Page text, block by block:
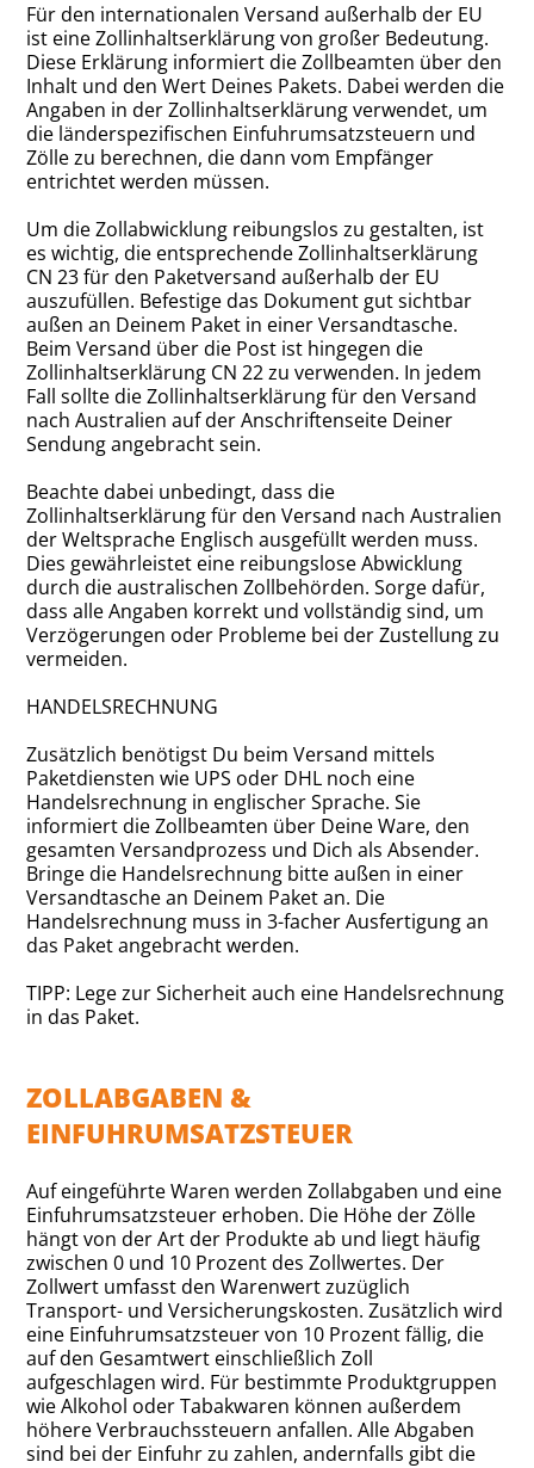
Für den internationalen Versand außerhalb der EU
ist eine Zollinhaltserklärung von großer Bedeutung.
Diese Erklärung informiert die Zollbeamten über den
Inhalt und den Wert Deines Pakets. Dabei werden die
Angaben in der Zollinhaltserklärung verwendet, um
die länderspezifischen Einfuhrumsatzsteuern und
Zölle zu berechnen, die dann vom Empfänger
entrichtet werden müssen.
Um die Zollabwicklung reibungslos zu gestalten, ist
es wichtig, die entsprechende Zollinhaltserklärung
CN 23 für den Paketversand außerhalb der EU
auszufüllen. Befestige das Dokument gut sichtbar
außen an Deinem Paket in einer Versandtasche.
Beim Versand über die Post ist hingegen die
Zollinhaltserklärung CN 22 zu verwenden. In jedem
Fall sollte die Zollinhaltserklärung für den Versand
nach Australien auf der Anschriftenseite Deiner
Sendung angebracht sein.
Beachte dabei unbedingt, dass die
Zollinhaltserklärung für den Versand nach Australien
der Weltsprache Englisch ausgefüllt werden muss.
Dies gewährleistet eine reibungslose Abwicklung
durch die australischen Zollbehörden. Sorge dafür,
dass alle Angaben korrekt und vollständig sind, um
Verzögerungen oder Probleme bei der Zustellung zu
vermeiden.
HANDELSRECHNUNG
Zusätzlich benötigst Du beim Versand mittels
Paketdiensten wie UPS oder DHL noch eine
Handelsrechnung in englischer Sprache. Sie
informiert die Zollbeamten über Deine Ware, den
gesamten Versandprozess und Dich als Absender.
Bringe die Handelsrechnung bitte außen in einer
Versandtasche an Deinem Paket an. Die
Handelsrechnung muss in 3-facher Ausfertigung an
das Paket angebracht werden.
TIPP: Lege zur Sicherheit auch eine Handelsrechnung
in das Paket.
ZOLLABGABEN &
EINFUHRUMSATZSTEUER
Auf eingeführte Waren werden Zollabgaben und eine
Einfuhrumsatzsteuer erhoben. Die Höhe der Zölle
hängt von der Art der Produkte ab und liegt häufig
zwischen 0 und 10 Prozent des Zollwertes. Der
Zollwert umfasst den Warenwert zuzüglich
Transport- und Versicherungskosten. Zusätzlich wird
eine Einfuhrumsatzsteuer von 10 Prozent fällig, die
auf den Gesamtwert einschließlich Zoll
aufgeschlagen wird. Für bestimmte Produktgruppen
wie Alkohol oder Tabakwaren können außerdem
höhere Verbrauchssteuern anfallen. Alle Abgaben
sind bei der Einfuhr zu zahlen, andernfalls gibt die